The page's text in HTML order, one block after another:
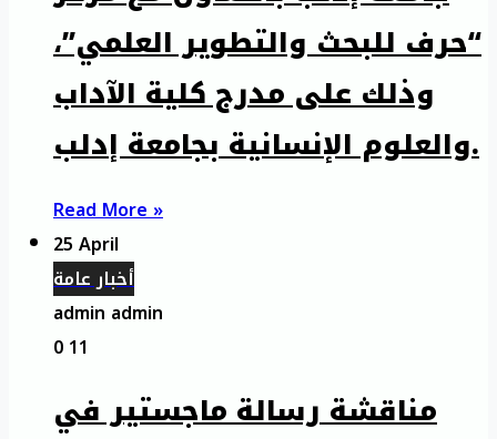
“حرف للبحث والتطوير العلمي”،
وذلك على مدرج كلية الآداب
والعلوم الإنسانية بجامعة إدلب.
Read More »
25 April
أخبار عامة
admin admin
011
مناقشة رسالة ماجستير في